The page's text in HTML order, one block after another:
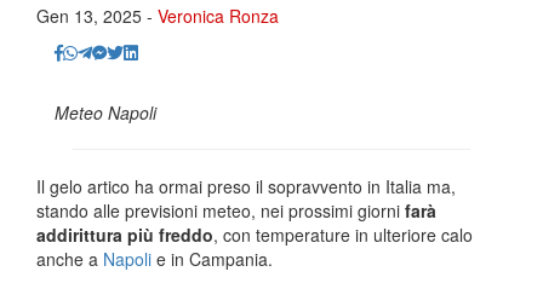
Gen 13, 2025 - Veronica Ronza
Meteo Napoli
Il gelo artico ha ormai preso il sopravvento in Italia ma,
stando alle previsioni meteo, nei prossimi giorni farà
addirittura più freddo, con temperature in ulteriore calo
anche a Napoli e in Campania.